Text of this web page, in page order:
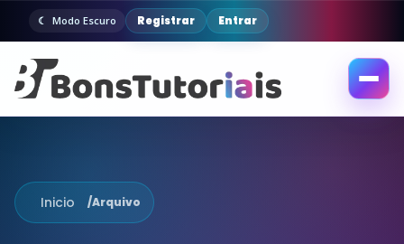
Modo Escuro Registrar Entrar
Abrir
Inicio /Arquivo